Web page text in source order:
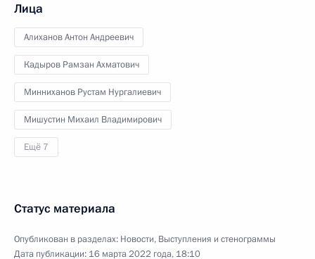
Лица
Алиханов Антон Андреевич
Кадыров Рамзан Ахматович
Минниханов Рустам Нургалиевич
Мишустин Михаил Владимирович
Ещё 7
Статус материала
Опубликован в разделах: Новости, Выступления и стенограммы
Дата публикации: 16 марта 2022 года, 18:10